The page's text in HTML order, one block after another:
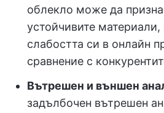
облекло може да
устойчивите материали,
слабостта си в онлайн
сравнение с
Вътрешен и външен
задълбочен вътрешен